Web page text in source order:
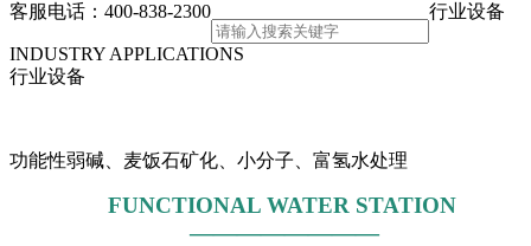
客服电话： 400-838-2300 行业设备
INDUSTRY APPLICATIONS
行业设备
功能性弱碱、麦饭石矿化、小分子、富氢水处理
FUNCTIONAL WATER STATION
————————